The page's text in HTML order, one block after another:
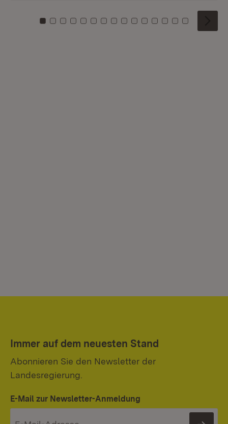
Zu Kachel: 0
Zu Kachel: 1
Zu Kachel: 2
Zu Kachel: 3
Zu Kachel: 4
Zu Kachel: 5
Zu Kachel: 6
Zu Kachel: 7
Zu Kachel: 8
Zu Kachel: 9
Zu Kachel: 10
Zu Kachel: 11
Zu Kachel: 12
Zu Kachel:
Zu
Immer auf dem neuesten Stand
Abonnieren Sie den Newsletter der
Landesregierung.
E-Mail zur Newsletter-Anmeldung